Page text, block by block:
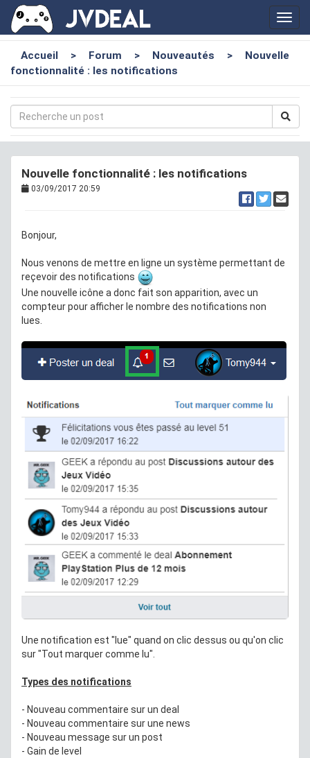
Accueil > Forum > Nouveautés >
Nouvelle
fonctionnalité : les notifications
Nouvelle fonctionnalité : les notifications
03/09/2017 20:59
Bonjour,
Nous venons de mettre en ligne un système permettant de
reçevoir des notifications
Une nouvelle icône a donc fait son apparition, avec un
compteur pour afficher le nombre des notifications non
lues.
Une notification est "lue" quand on clic dessus ou qu'on clic
sur "Tout marquer comme lu".
Types des notifications
- Nouveau commentaire sur un deal
- Nouveau commentaire sur une news
- Nouveau message sur un post
- Gain de level